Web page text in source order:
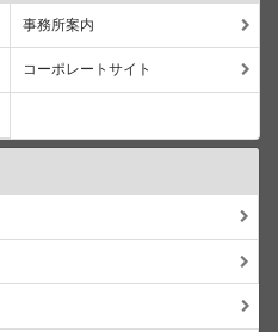
事務所案内
コーポレートサイト